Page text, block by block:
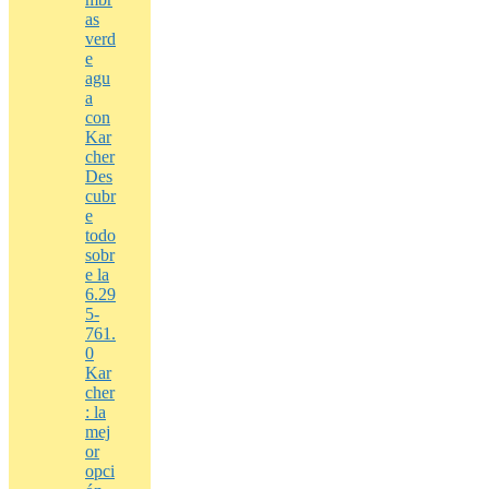
as
verd
e
agu
a
con
Kar
cher
Des
cubr
e
todo
sobr
e la
6.29
5-
761.
0
Kar
cher
: la
mej
or
opci